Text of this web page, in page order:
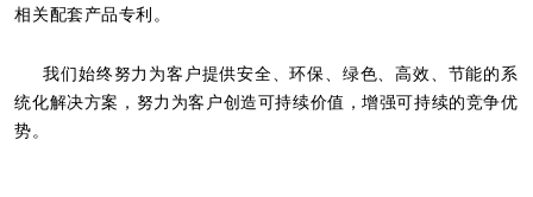
相关配套产品专利。
我们始终努力为客户提供安全、环保、绿色、高效、节能的系
统化解决方案，努力为客户创造可持续价值，增强可持续的竞争优
势。